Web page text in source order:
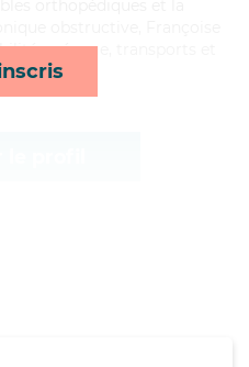
ménage, transports et
loisirs*